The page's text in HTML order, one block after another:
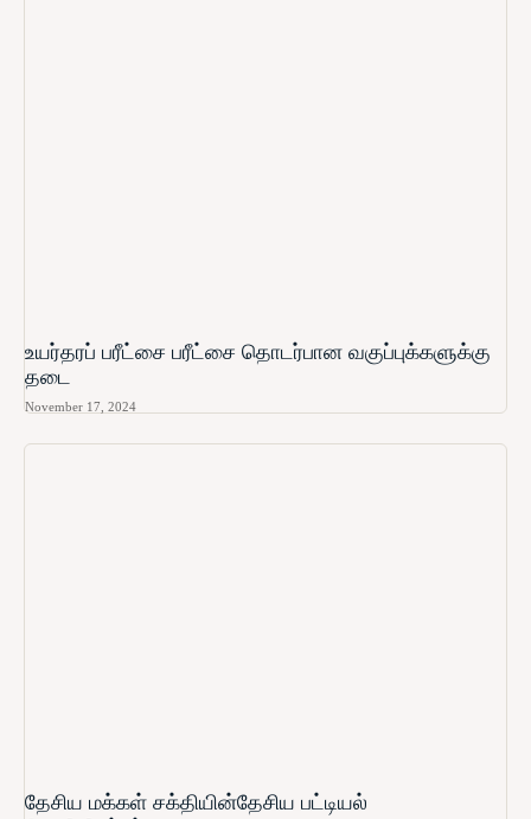
உயர்தரப் பரீட்சை பரீட்சை தொடர்பான வகுப்புக்களுக்கு
தடை
November 17, 2024
தேசிய மக்கள் சக்தியின்தேசிய பட்டியல்